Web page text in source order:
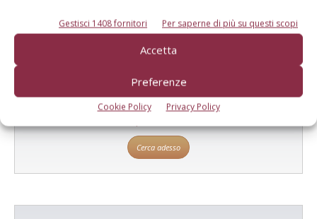
Gestisci 1408 fornitori Per saperne di più su questi scopi
Accetta
Preferenze
Cookie Policy Privacy Policy
Catalogo Aziende e Prodotti
Un modo semplice per cercare un'azienda o un
Cerca adesso